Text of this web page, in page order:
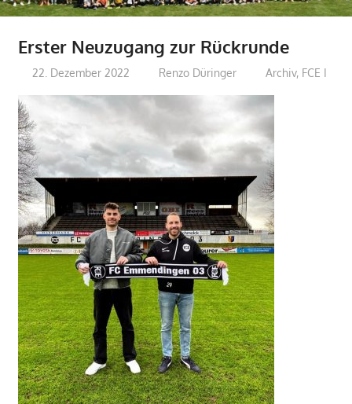
Erster Neuzugang zur Rückrunde
22. Dezember 2022 Renzo Düringer Archiv, FCE I